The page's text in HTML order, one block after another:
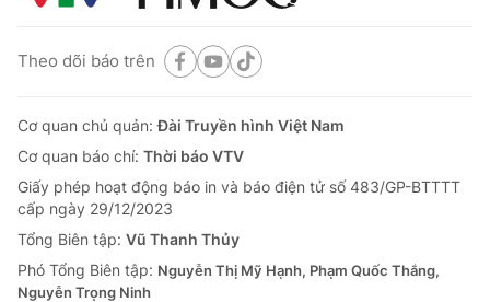
Theo dõi báo trên
Cơ quan chủ quản:Đài Truyền hình Việt Nam
Cơ quan báo chí: Thời báo VTV
Giấy phép hoạt động báo in và báo điện tử số 483/GP-BTTTT
cấp ngày 29/12/2023
Tổng Biên tập: Vũ Thanh Thủy
Phó Tổng Biên tập: Nguyễn Thị Mỹ Hạnh, Phạm Quốc Thắng,
Nguyễn Trọng Ninh